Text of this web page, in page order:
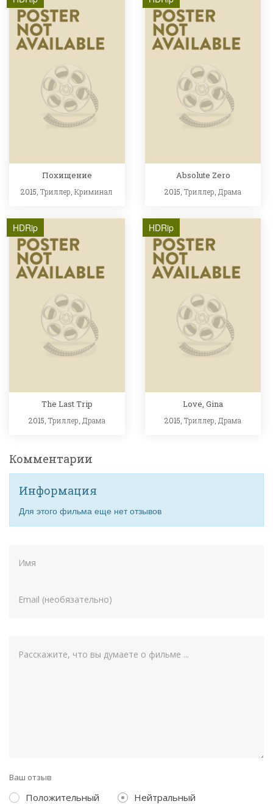
Похищение
2015,Триллер ,Криминал
Absolute Zero
2015,Триллер Драма
HDRip
The Last Trip
2015, Триллер Драма
HDRip
Love, Gina
2015,Триллер Драма
Комментарии
Информация
Для этого фильма еще нет отзывов
Ваш отзыв
Положительный
Нейтральный